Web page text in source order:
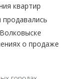
квартир
о продаже